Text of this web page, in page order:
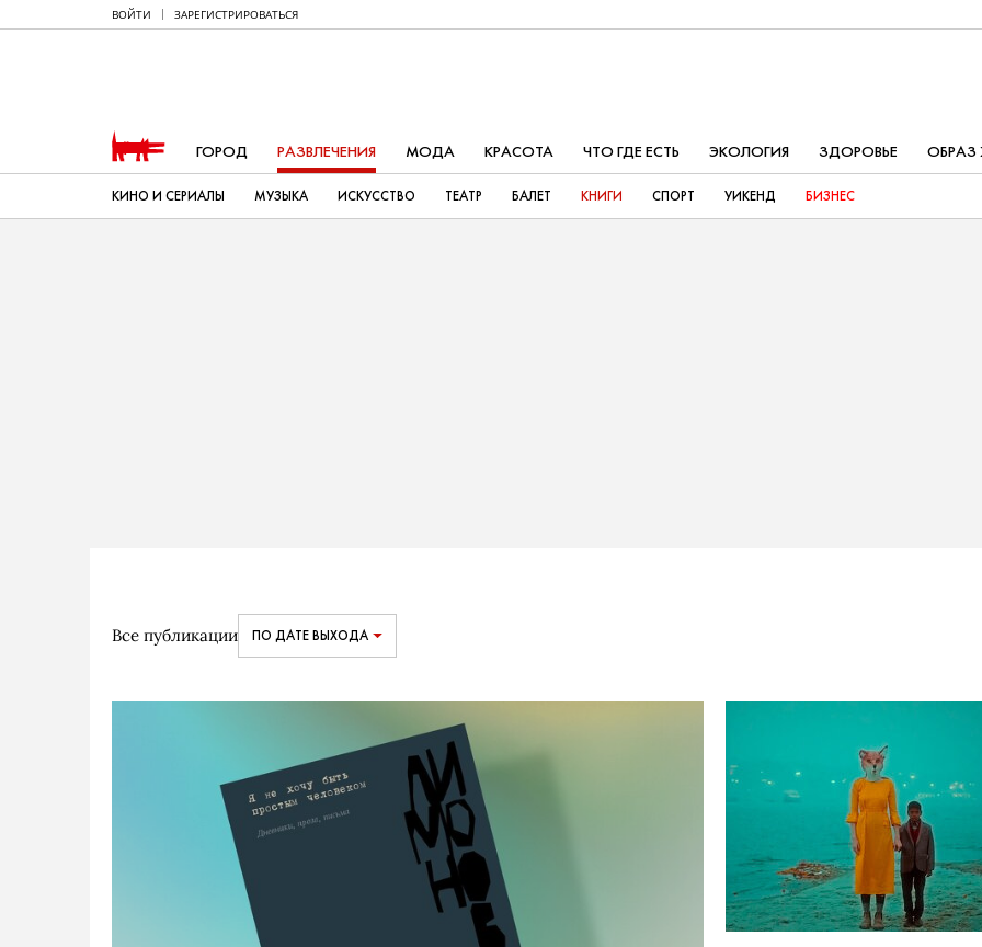
ВОЙТИ ЗАРЕГИСТРИРОВАТЬСЯ
ГОРОД РАЗВЛЕЧЕНИЯ МОДА КРАСОТА ЧТО ГДЕ ЕСТЬ ЭКОЛОГИЯ ЗДОРОВЬЕ
КИНО И СЕРИАЛЫ МУЗЫКА ИСКУССТВО ТЕАТР БАЛЕТ КНИГИ СПОРТ УИКЕНД БИЗНЕС
Все публикации ПО ДАТЕ ВЫХОДА